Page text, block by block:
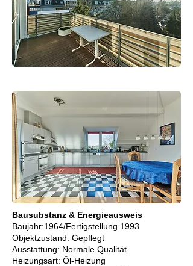
Bausubstanz & Energieausweis
Baujahr:1964/Fertigstellung 1993
Objektzustand: Gepflegt
Ausstattung: Normale Qualität
Heizungsart: Öl-Heizung